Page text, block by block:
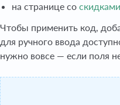
на странице со
Чтобы применить код,
для ручного ввода
нужно вовсе — если поля